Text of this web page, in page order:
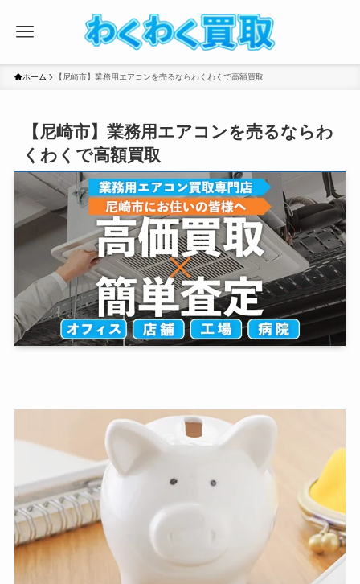
ホーム 【尼崎市】業務用エアコンを売るならわくわくで高額買取
【尼崎市】業務用エアコンを売るならわ
くわくで高額買取